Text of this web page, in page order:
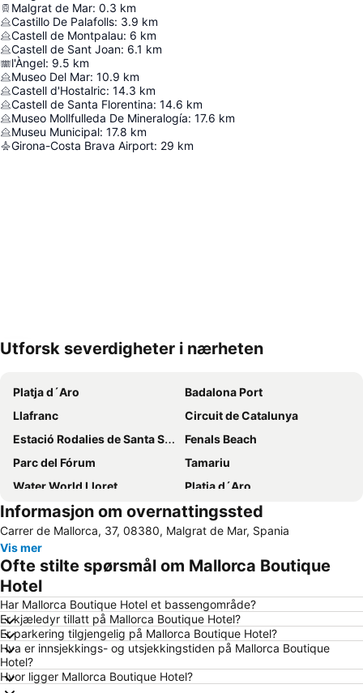
Malgrat de Mar: 0.3 km
Castillo De Palafolls: 3.9 km
Castell de Montpalau: 6 km
Castell de Sant Joan: 6.1 km
l'Àngel: 9.5 km
Museo Del Mar: 10.9 km
Castell d'Hostalric: 14.3 km
Castell de Santa Florentina: 14.6 km
Museo Mollfulleda De Mineralogía: 17.6 km
Museu Municipal: 17.8 km
Girona-Costa Brava Airport: 29 km
Utforsk severdigheter i nærheten
Platja d´Aro
Badalona Port
Llafranc
Circuit de Catalunya
Estació Rodalies de Santa Susanna
Fenals Beach
Parc del Fórum
Tamariu
Water World Lloret
Platja d´Aro
Tossasub
A la Dona Marinera
Lloret Beach
Platja Gran
Aeropuerto de Girona-Costa Brava
El Mirador
Antic Hospital de Santa Caterina
Platja de Blanes
Platja de Sant Feliu de Guíxols
Castell de Benedormiens
Estació de tren de Girona
Platja del Centre
Calle del Mar
Centro histórico Rupit
Londoner
Informasjon om overnattingssted
Carrer de Mallorca, 37, 08380, Malgrat de Mar, Spania
Vis mer
Ofte stilte spørsmål om Mallorca Boutique
Hotel
Har Mallorca Boutique Hotel et bassengområde?
Er kjæledyr tillatt på Mallorca Boutique Hotel?
Er parkering tilgjengelig på Mallorca Boutique Hotel?
Hva er innsjekkings- og utsjekkingstiden på Mallorca Boutique
Hotel?
Hvor ligger Mallorca Boutique Hotel?